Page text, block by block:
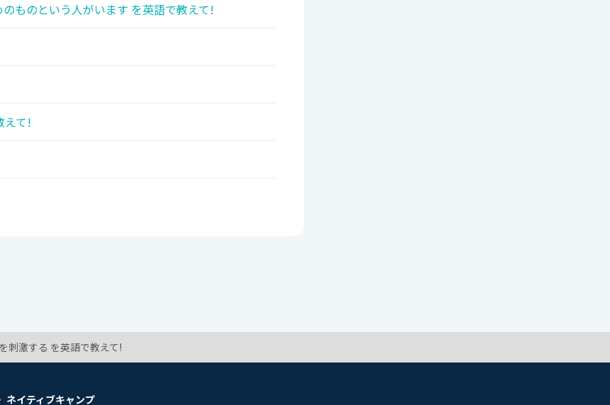
ものという人がいます を英語で教えて!
えて!
刺激する を英語で教えて!
ネイティブキャンプ